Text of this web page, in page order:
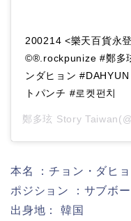
200214 <樂天百貨永
©®.rockpunize #鄭多
ンダヒョン
トパンチ #로켓펀치
本名 ：チョン・ダヒ
ポジション ：サブボ
出身地： 韓国